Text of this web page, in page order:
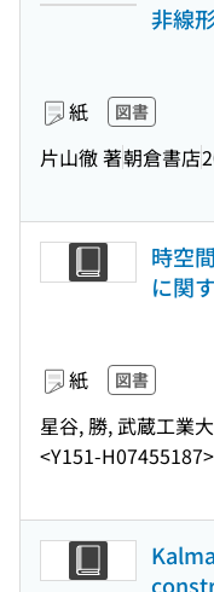
非線
紙 図書
片山徹 著朝倉書店
時空
に関
紙 図書
星谷, 勝, 武蔵工業
<Y151-H07455187>